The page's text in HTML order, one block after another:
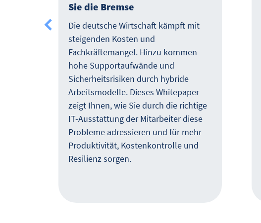
Sie die Bremse
Die deutsche Wirtschaft kämpft mit
steigenden Kosten und
Fachkräftemangel. Hinzu kommen
hohe Supportaufwände und
Sicherheitsrisiken durch hybride
Arbeitsmodelle. Dieses Whitepaper
zeigt Ihnen, wie Sie durch die richtige
IT-Ausstattung der Mitarbeiter diese
Probleme adressieren und für mehr
Produktivität, Kostenkontrolle und
Resilienz sorgen.